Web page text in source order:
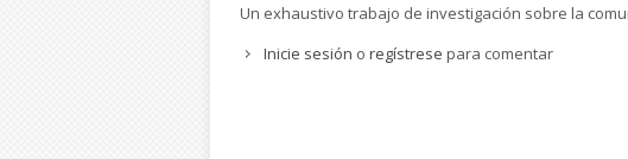
Un exhaustivo trabajo de investigación sobre la
Inicie sesión o regístrese para comentar